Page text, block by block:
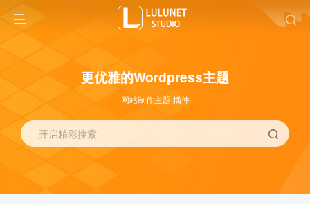
更优雅的Wordpress主题
网站制作主题,插件
开启精彩搜索